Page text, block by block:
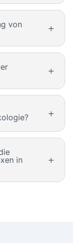
von
in